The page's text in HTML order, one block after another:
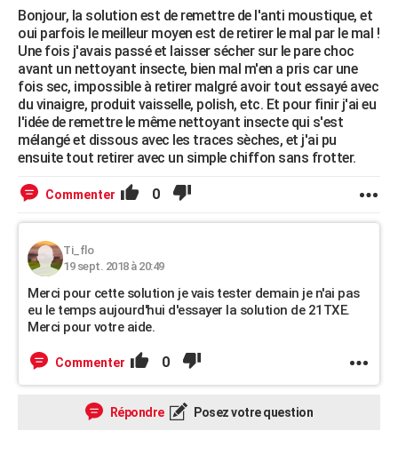
Bonjour, la solution est de remettre de l'anti moustique, et
oui parfois le meilleur moyen est de retirer le mal par le mal !
Une fois j'avais passé et laisser sécher sur le pare choc
avant un nettoyant insecte, bien mal m'en a pris car une
fois sec, impossible à retirer malgré avoir tout essayé avec
du vinaigre, produit vaisselle, polish, etc. Et pour finir j'ai eu
l'idée de remettre le même nettoyant insecte qui s'est
mélangé et dissous avec les traces sèches, et j'ai pu
ensuite tout retirer avec un simple chiffon sans frotter.
Commenter 0
Ti_flo
19 sept. 2018 à 20:49
Merci pour cette solution je vais tester demain je n'ai pas
eu le temps aujourd'hui d'essayer la solution de 21TXE.
Merci pour votre aide.
Commenter 0
Répondre Posez votre question